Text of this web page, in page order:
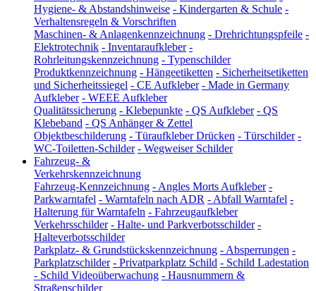
Hygiene- & Abstandshinweise - Kindergarten & Schule -
Verhaltensregeln & Vorschriften
Maschinen- & Anlagenkennzeichnung - Drehrichtungspfeile -
Elektrotechnik - Inventaraufkleber -
Rohrleitungskennzeichnung - Typenschilder
Produktkennzeichnung - Hängeetiketten - Sicherheitsetiketten
und Sicherheitssiegel - CE Aufkleber - Made in Germany
Aufkleber - WEEE Aufkleber
Qualitätssicherung - Klebepunkte - QS Aufkleber - QS
Klebeband - QS Anhänger & Zettel
Objektbeschilderung - Türaufkleber Drücken - Türschilder -
WC-Toiletten-Schilder - Wegweiser Schilder
Fahrzeug- &
Verkehrskennzeichnung
Fahrzeug-Kennzeichnung - Angles Morts Aufkleber -
Parkwarntafel - Warntafeln nach ADR - Abfall Warntafel -
Halterung für Warntafeln - Fahrzeugaufkleber
Verkehrsschilder - Halte- und Parkverbotsschilder -
Halteverbotsschilder
Parkplatz- & Grundstückskennzeichnung - Absperrungen -
Parkplatzschilder - Privatparkplatz Schild - Schild Ladestation
- Schild Videoüberwachung - Hausnummern &
Straßenschilder